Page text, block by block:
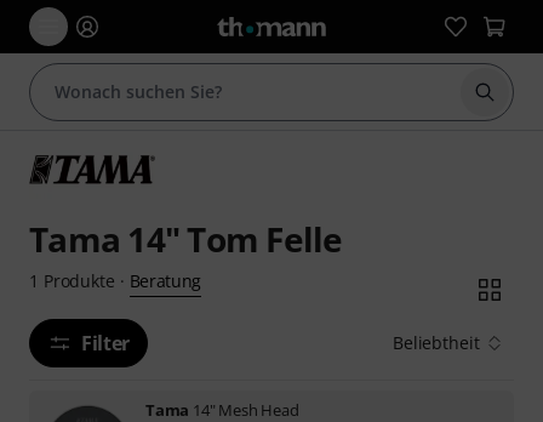
Suche
Tama 14" Tom Felle
1 Produkte · Beratung
Filter Beliebtheit
Tama 14" Mesh Head